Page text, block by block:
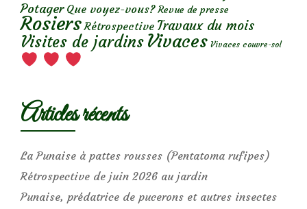
Potager Que voyez-vous? Revue de presse
Rosiers Rétrospective Travaux du mois
Visites de jardins Vivaces Vivaces couvre-sol
Articles récents
La Punaise à pattes rousses (Pentatoma rufipes)
Rétrospective de juin 2026 au jardin
Punaise, prédatrice de pucerons et autres insectes